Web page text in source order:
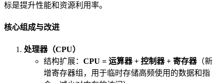
标是提升性能和资源利用率。
核心组成与改进
处理器（CPU）
结构扩展： CPU = 运算器 + 控制器 + 寄存器（新
增寄存器组，用于临时存储高频使用的数据和指